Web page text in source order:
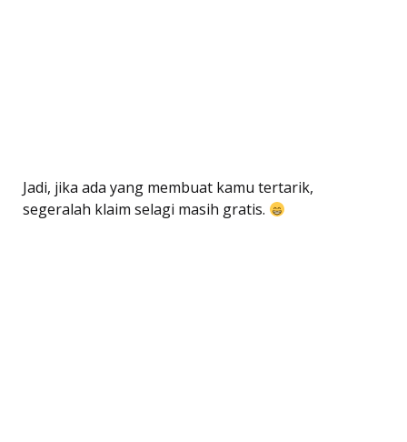
Jadi, jika ada yang membuat kamu tertarik,
segeralah klaim selagi masih gratis.